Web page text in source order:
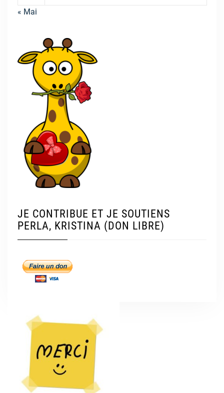
« Mai
JE CONTRIBUE ET JE SOUTIENS
PERLA, KRISTINA (DON LIBRE)